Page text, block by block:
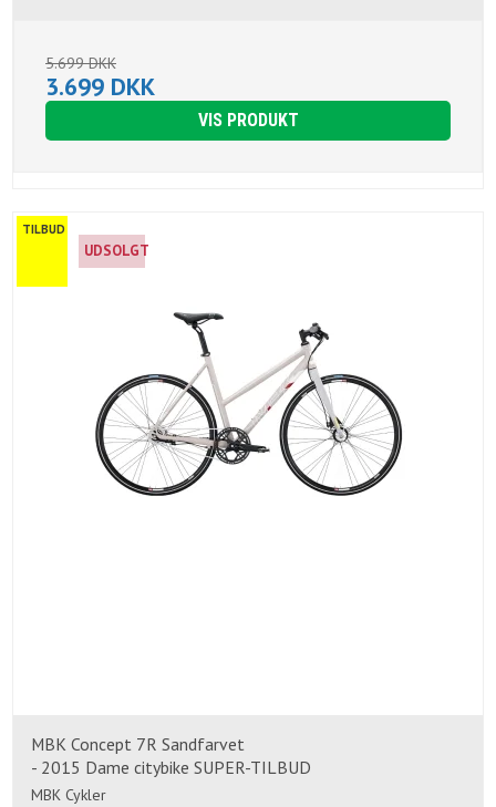
5.699 DKK
3.699 DKK
VIS PRODUKT
TILBUD
UDSOLGT
MBK Concept 7R Sandfarvet
- 2015 Dame citybike SUPER-TILBUD
MBK Cykler